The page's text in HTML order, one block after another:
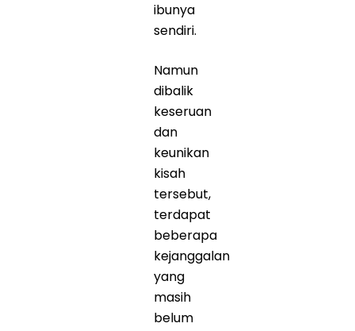
ibunya
sendiri.
Namun
dibalik
keseruan
dan
keunikan
kisah
tersebut,
terdapat
beberapa
kejanggalan
yang
masih
belum